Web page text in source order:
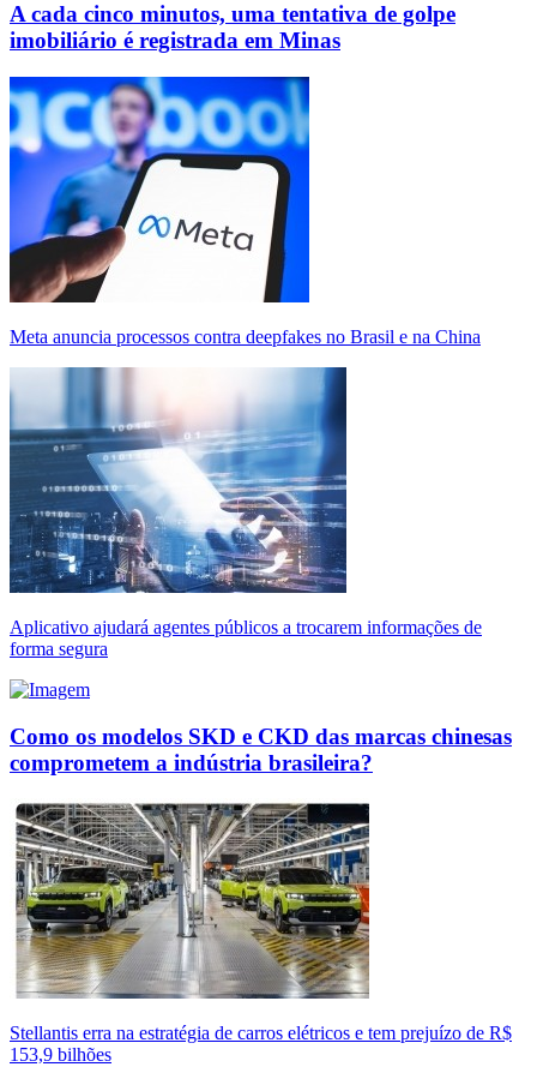
A cada cinco minutos, uma tentativa de golpe
imobiliário é registrada em Minas
Meta anuncia processos contra deepfakes no Brasil e na China
Aplicativo ajudará agentes públicos a trocarem informações de
forma segura
Como os modelos SKD e CKD das marcas chinesas
comprometem a indústria brasileira?
Stellantis erra na estratégia de carros elétricos e tem prejuízo de R$
153,9 bilhões